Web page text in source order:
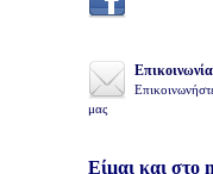
Επικοινωνία
μας
Είμαι και στο